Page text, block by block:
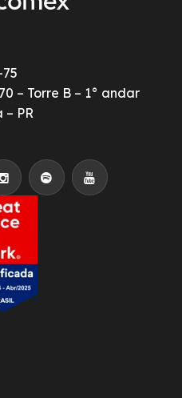
– Torre B – 1° andar
– PR